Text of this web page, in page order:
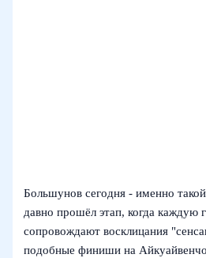
Большунов сегодня - именно
давно прошёл этап, когда каждую
сопровождают восклицания
подобные финиши на